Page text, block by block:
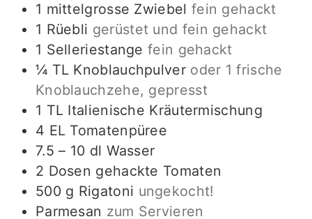
1 mittelgrosse Zwiebel fein gehackt
1 Rüebli gerüstet und fein gehackt
1 Selleriestange fein gehackt
¼ TL Knoblauchpulver oder 1 frische
Knoblauchzehe, gepresst
1 TL Italienische Kräutermischung
4 EL Tomatenpüree
7.5 – 10 dl Wasser
2 Dosen gehackte Tomaten
500 g Rigatoni ungekocht!
Parmesan zum Servieren